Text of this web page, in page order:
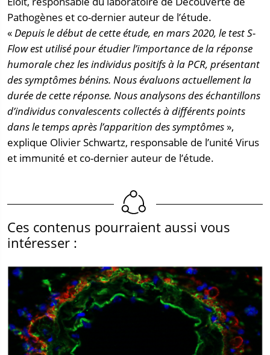
Pathogènes et co-dernier auteur de l’étude.
«Depuis le début de cette étude, en mars 2020, le test S-
Flow est utilisé pour étudier l’importance de la réponse
humorale chez les individus positifs à la PCR, présentant
des symptômes bénins. Nous évaluons actuellement la
durée de cette réponse. Nous analysons des échantillons
d’individus convalescents collectés à différents points
dans le temps après l’apparition des symptômes»,
explique Olivier Schwartz, responsable de l’unité Virus
et immunité et co-dernier auteur de l’étude.
Ces contenus pourraient aussi vous
intéresser :